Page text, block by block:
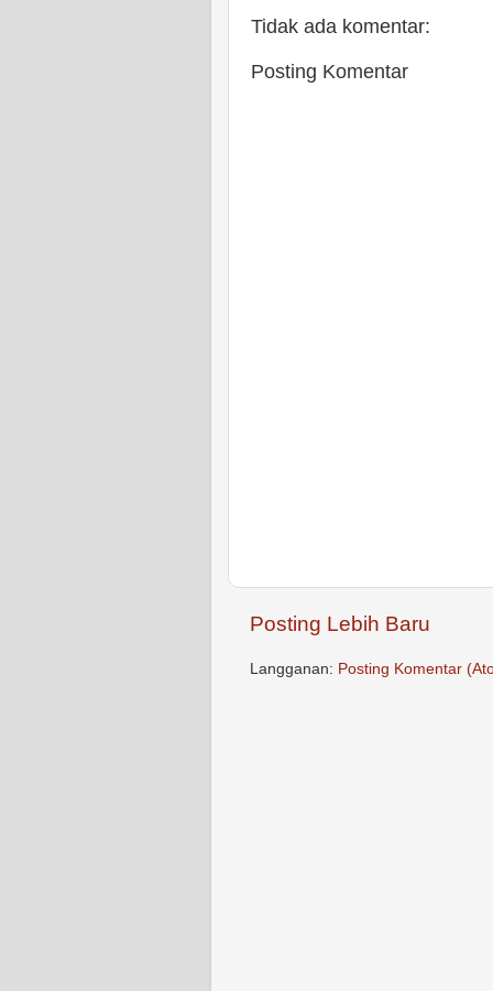
Tidak ada komentar:
Posting Komentar
Posting Lebih Baru
Langganan: Posting Komentar